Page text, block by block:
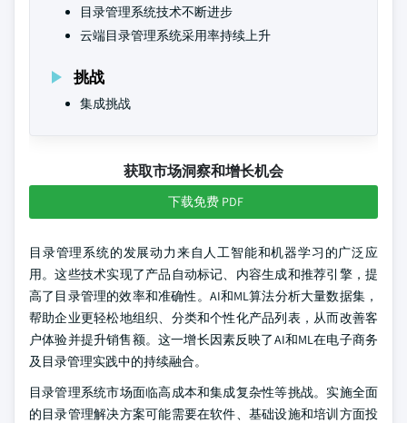
目录管理系统技术不断进步
云端目录管理系统采用率持续上升
挑战
集成挑战
获取市场洞察和增长机会
下载免费 PDF
目录管理系统的发展动力来自人工智能和机器学习的广泛应
用。这些技术实现了产品自动标记、内容生成和推荐引擎，提
高了目录管理的效率和准确性。AI和ML算法分析大量数据集，
帮助企业更轻松地组织、分类和个性化产品列表，从而改善客
户体验并提升销售额。这一增长因素反映了AI和ML在电子商务
及目录管理实践中的持续融合。
目录管理系统市场面临高成本和集成复杂性等挑战。实施全面
的目录管理解决方案可能需要在软件、基础设施和培训方面投